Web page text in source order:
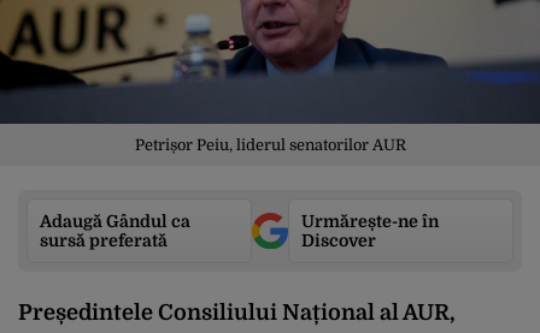
Petrișor Peiu, liderul senatorilor AUR
Adaugă Gândul ca
sursă preferată
Urmărește-ne în
Discover
Președintele Consiliului Național al AUR,